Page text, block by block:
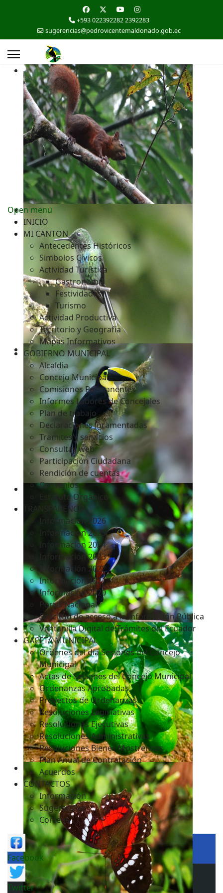
+593 022392282 2392283
sugerencias@pedrovicentemaldonado.gob.ec
Open menu
INICIO
MI CANTON
Antecedentes Históricos
Simbolos Cívicos
Actividad Turística
Gastronomía
Festividades
Turismo
Actividad Productiva
Territorio y Geografía
Mapas Informativos
GOBIERNO MUNICIPAL
Alcaldia
Concejo Municipal
Comisiones Permanentes
Informes Labores de Concejales
Plan de trabajo
Declaraciones Juramentadas
Tramites y servicios
Consultas web
Participación Ciudadana
Rendición de cuentas
Convenios
Estatuto Orgánico
TRANSPARENCIA
Informacion 2026
Informacion 2025
Informacion 2024
Información 2023
Información 2022
Información 2021
Información 2020
Portal Nacional
Solicitud de acceso a la Información Pública
Ventanilla Digital de Trámites del Ecuador
GACETA MUNICIPAL
Ordenes del día Sesiones del Concejo
Municipal
Actas de Sesiones del Concejo Municipal
Ordenanzas Aprobadas
Proyectos de Ordenanzas
Resoluciones Legislativas
Resoluciones Ejecutivas
Resoluciones Administrativas
Resoluciones Bienes Mostrencos
Plan Anual de Contratación
Acuerdos
CONTACTOS
Información
Sugerencias
Correos
Facebook
Twitter